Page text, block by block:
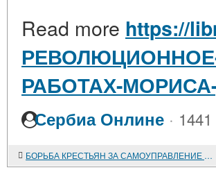
Read more https://
РАБОТАХ-
Сербиа Онлине ·
БОРЬБА КРЕСТЬЯН ЗА САМОУПРАВЛЕНИЕ И КОММУНУ НА СЕВЕРЕ ФРАНЦИИ в XII-XIV веках